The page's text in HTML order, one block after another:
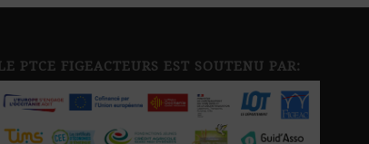
LE PTCE FIGEACTEURS EST SOUTENU PAR: